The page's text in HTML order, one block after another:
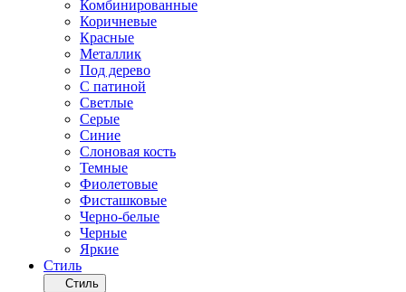
Комбинированные
Коричневые
Красные
Металлик
Под дерево
С патиной
Светлые
Серые
Синие
Слоновая кость
Темные
Фиолетовые
Фисташковые
Черно-белые
Черные
Яркие
Стиль
Стиль